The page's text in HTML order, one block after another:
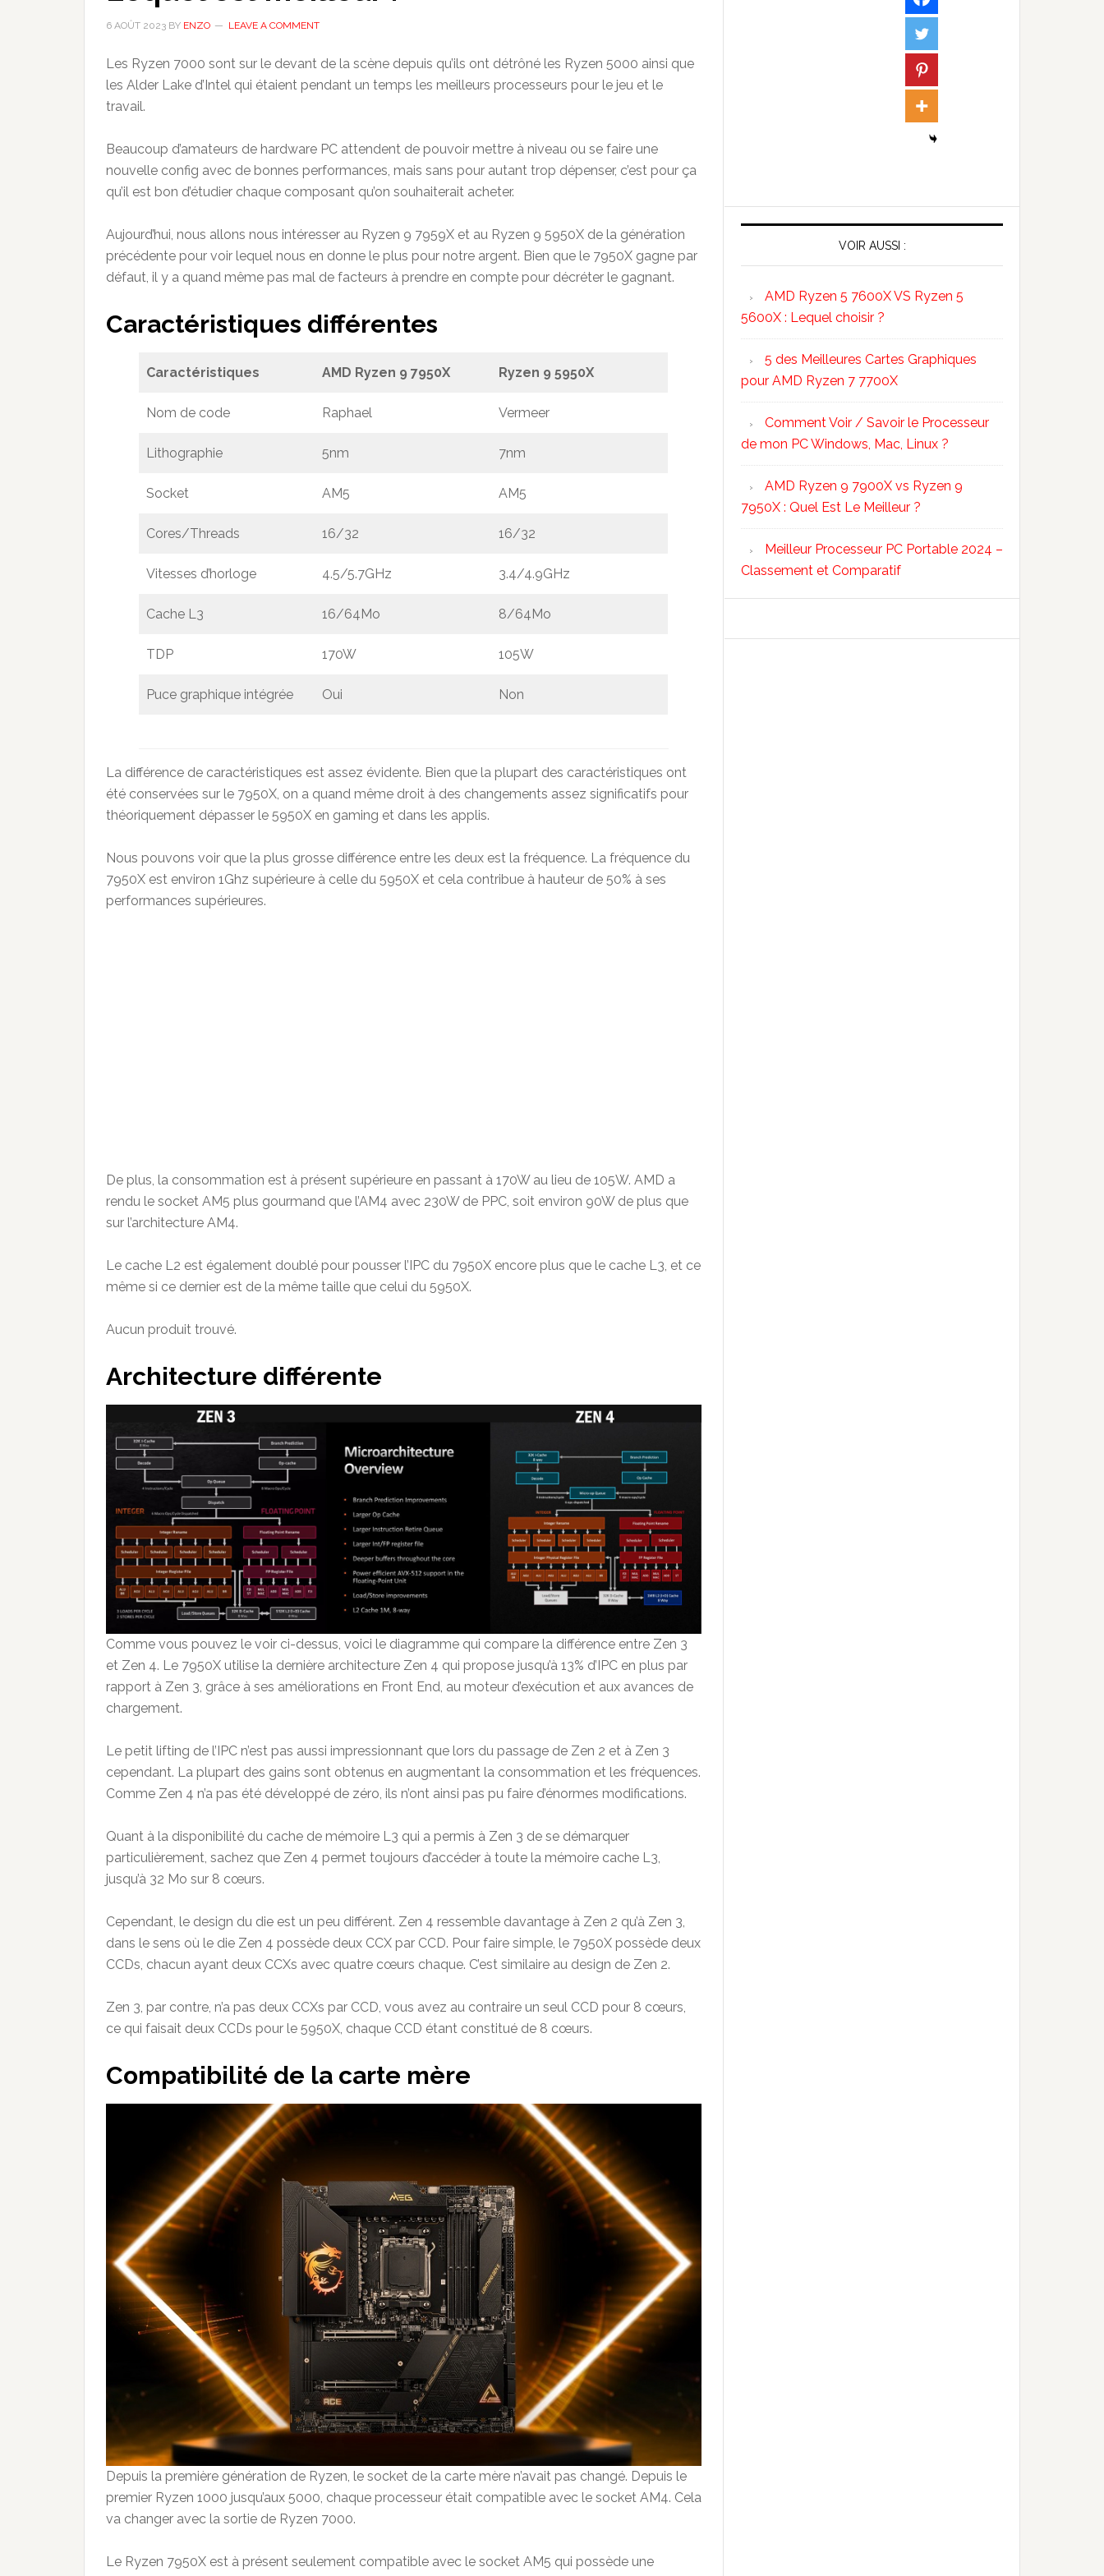
6 AOÛT 2023 BY ENZO LEAVE A COMMENT
Les Ryzen 7000 sont sur le devant de la scène depuis qu’ils ont détrôné les Ryzen 5000 ainsi que
les Alder Lake d’Intel qui étaient pendant un temps les meilleurs processeurs pour le jeu et le
travail.
Beaucoup d’amateurs de hardware PC attendent de pouvoir mettre à niveau ou se faire une
nouvelle config avec de bonnes performances, mais sans pour autant trop dépenser, c’est pour ça
qu’il est bon d’étudier chaque composant qu’on souhaiterait acheter.
Aujourd’hui, nous allons nous intéresser au Ryzen 9 7959X et au Ryzen 9 5950X de la génération
précédente pour voir lequel nous en donne le plus pour notre argent. Bien que le 7950X gagne par
défaut, il y a quand même pas mal de facteurs à prendre en compte pour décréter le gagnant.
Caractéristiques différentes
Caractéristiques AMD Ryzen 9 7950X Ryzen 9 5950X
Nom de code Raphael Vermeer
Lithographie 5nm 7nm
Socket AM5 AM5
Cores/Threads 16/32 16/32
Vitesses d’horloge 4.5/5.7GHz 3.4/4.9GHz
Cache L3 16/64Mo 8/64Mo
TDP 170W 105W
Puce graphique intégrée Oui Non
La différence de caractéristiques est assez évidente. Bien que la plupart des caractéristiques ont
été conservées sur le 7950X, on a quand même droit à des changements assez significatifs pour
théoriquement dépasser le 5950X en gaming et dans les applis.
Nous pouvons voir que la plus grosse différence entre les deux est la fréquence. La fréquence du
7950X est environ 1Ghz supérieure à celle du 5950X et cela contribue à hauteur de 50% à ses
performances supérieures.
De plus, la consommation est à présent supérieure en passant à 170W au lieu de 105W. AMD a
rendu le socket AM5 plus gourmand que l’AM4 avec 230W de PPC, soit environ 90W de plus que
sur l’architecture AM4.
Le cache L2 est également doublé pour pousser l’IPC du 7950X encore plus que le cache L3, et ce
même si ce dernier est de la même taille que celui du 5950X.
Aucun produit trouvé.
Architecture différente
Comme vous pouvez le voir ci-dessus, voici le diagramme qui compare la différence entre Zen 3
et Zen 4. Le 7950X utilise la dernière architecture Zen 4 qui propose jusqu’à 13% d’IPC en plus par
rapport à Zen 3, grâce à ses améliorations en Front End, au moteur d’exécution et aux avances de
chargement.
Le petit lifting de l’IPC n’est pas aussi impressionnant que lors du passage de Zen 2 et à Zen 3
cependant. La plupart des gains sont obtenus en augmentant la consommation et les fréquences.
Comme Zen 4 n’a pas été développé de zéro, ils n’ont ainsi pas pu faire d’énormes modifications.
Quant à la disponibilité du cache de mémoire L3 qui a permis à Zen 3 de se démarquer
particulièrement, sachez que Zen 4 permet toujours d’accéder à toute la mémoire cache L3,
jusqu’à 32 Mo sur 8 cœurs.
Cependant, le design du die est un peu différent. Zen 4 ressemble davantage à Zen 2 qu’à Zen 3,
dans le sens où le die Zen 4 possède deux CCX par CCD. Pour faire simple, le 7950X possède deux
CCDs, chacun ayant deux CCXs avec quatre cœurs chaque. C’est similaire au design de Zen 2.
Zen 3, par contre, n’a pas deux CCXs par CCD, vous avez au contraire un seul CCD pour 8 cœurs,
ce qui faisait deux CCDs pour le 5950X, chaque CCD étant constitué de 8 cœurs.
Compatibilité de la carte mère
Depuis la première génération de Ryzen, le socket de la carte mère n’avait pas changé. Depuis le
premier Ryzen 1000 jusqu’aux 5000, chaque processeur était compatible avec le socket AM4. Cela
va changer avec la sortie de Ryzen 7000.
Le Ryzen 7950X est à présent seulement compatible avec le socket AM5 qui possède une
VOIR AUSSI :
AMD Ryzen 5 7600X VS Ryzen 5
5600X : Lequel choisir ?
5 des Meilleures Cartes Graphiques
pour AMD Ryzen 7 7700X
Comment Voir / Savoir le Processeur
de mon PC Windows, Mac, Linux ?
AMD Ryzen 9 7900X vs Ryzen 9
7950X : Quel Est Le Meilleur ?
Meilleur Processeur PC Portable 2024 –
Classement et Comparatif